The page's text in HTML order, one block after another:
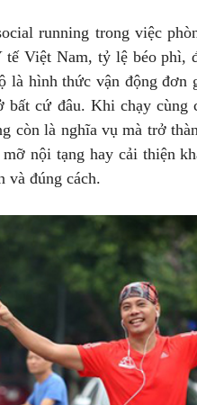
running trong việc
tế Việt Nam, tỷ lệ béo phì,
là hình thức vận động đơn
cứ đâu. Khi chạy cùng
còn là nghĩa vụ mà trở
nội tạng hay cải thiện
và đúng cách.